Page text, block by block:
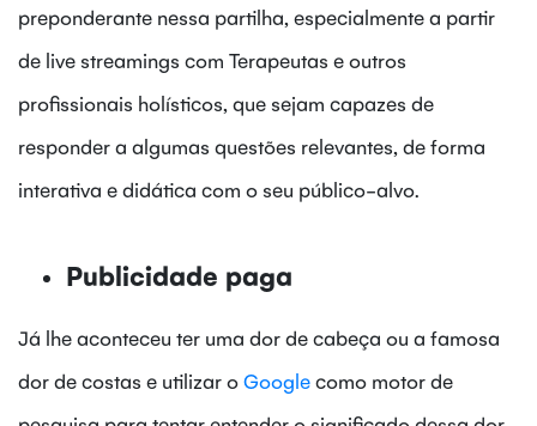
preponderante nessa partilha, especialmente a partir
de live streamings com Terapeutas e outros
profissionais holísticos, que sejam capazes de
responder a algumas questões relevantes, de forma
interativa e didática com o seu público-alvo.
Publicidade paga
Já lhe aconteceu ter uma dor de cabeça ou a famosa
dor de costas e utilizar oGooglecomo motor de